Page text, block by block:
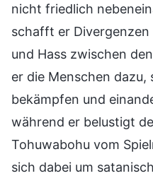
nicht friedlich
schafft er
und Hass zwischen
er die Menschen dazu,
bekämpfen und
während er belustigt
Tohuwabohu vom
sich dabei um